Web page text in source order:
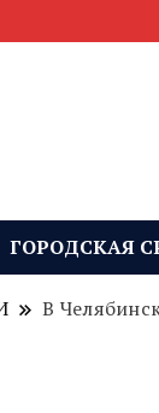
ГОРОДСКАЯ
В